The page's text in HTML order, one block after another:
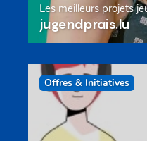
Les meilleurs projets
jugendprais.lu
Offres & Initiatives